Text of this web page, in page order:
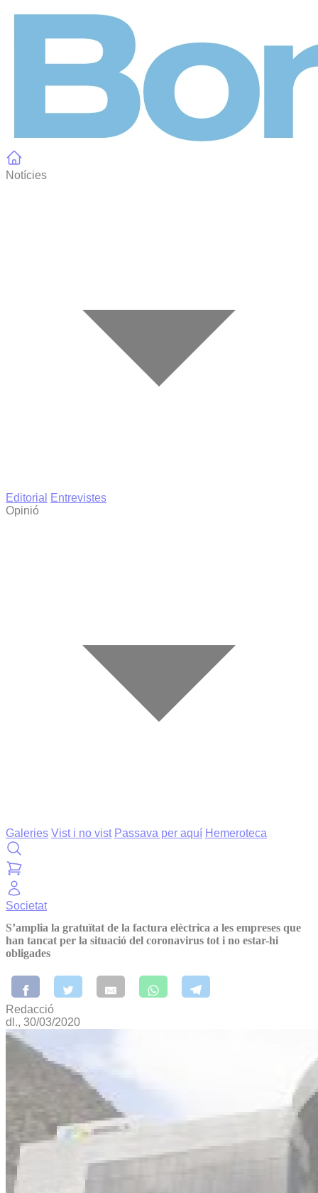
Notícies
Editorial
Entrevistes
Opinió
Galeries Vist i no vist Passava per aquí Hemeroteca
Societat
S’amplia la gratuïtat de la factura elèctrica a les empreses que
han tancat per la situació del coronavirus tot i no estar-hi
obligades
Redacció
dl., 30/03/2020